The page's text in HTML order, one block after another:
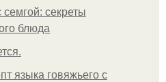
секреты
блюда
языка говяжьего с